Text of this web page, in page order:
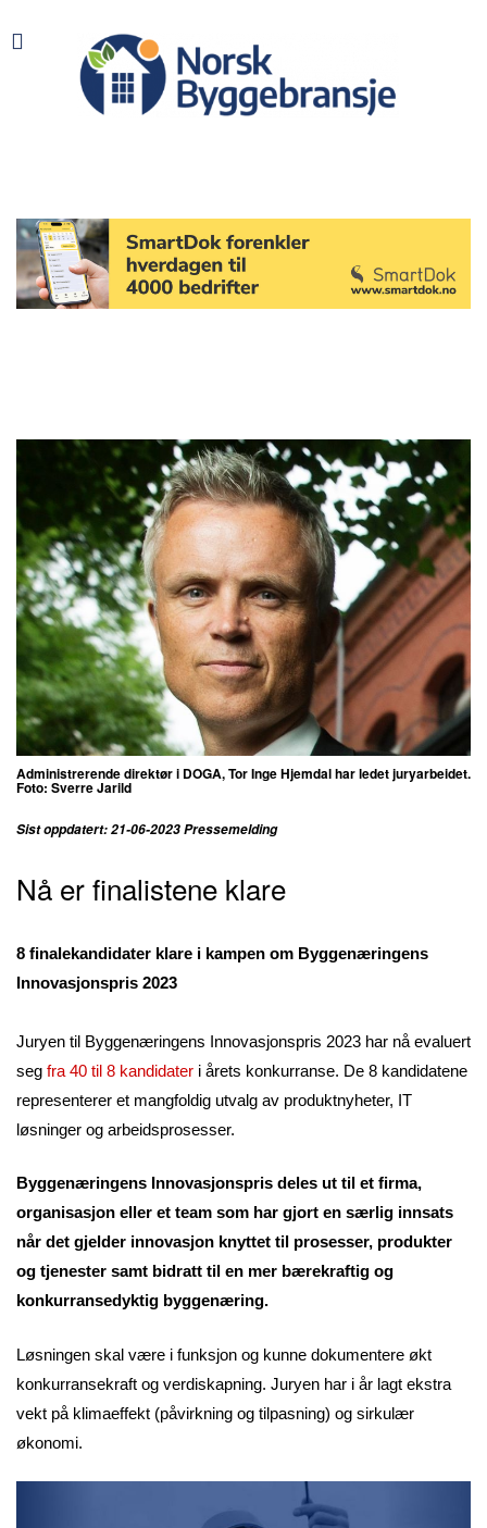
Administrerende direktør i DOGA, Tor Inge Hjemdal har ledet juryarbeidet.
Foto: Sverre Jarild
Sist oppdatert: 21-06-2023 Pressemelding
Nå er finalistene klare
8 finalekandidater klare i kampen om Byggenæringens
Innovasjonspris 2023
Juryen til Byggenæringens Innovasjonspris 2023 har nå evaluert
seg fra 40 til 8 kandidater i årets konkurranse. De 8 kandidatene
representerer et mangfoldig utvalg av produktnyheter, IT
løsninger og arbeidsprosesser.
Byggenæringens Innovasjonspris deles ut til et firma,
organisasjon eller et team som har gjort en særlig innsats
når det gjelder innovasjon knyttet til prosesser, produkter
og tjenester samt bidratt til en mer bærekraftig og
konkurransedyktig byggenæring.
Løsningen skal være i funksjon og kunne dokumentere økt
konkurransekraft og verdiskapning. Juryen har i år lagt ekstra
vekt på klimaeffekt (påvirkning og tilpasning) og sirkulær
økonomi.